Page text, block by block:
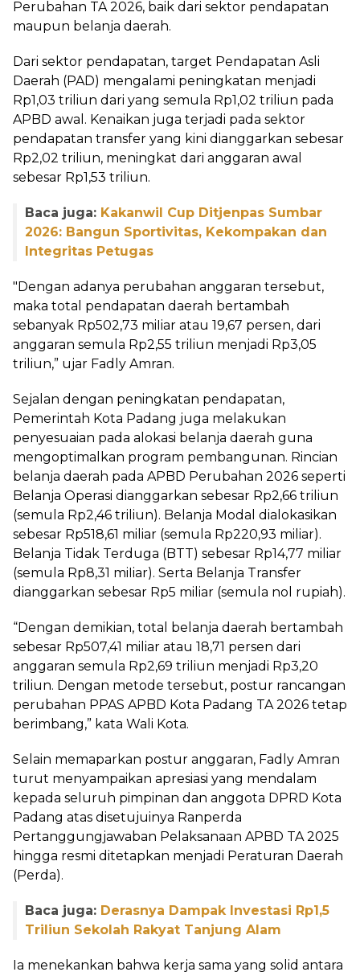
Perubahan TA 2026, baik dari sektor pendapatan
maupun belanja daerah.
Dari sektor pendapatan, target Pendapatan Asli
Daerah (PAD) mengalami peningkatan menjadi
Rp1,03 triliun dari yang semula Rp1,02 triliun pada
APBD awal. Kenaikan juga terjadi pada sektor
pendapatan transfer yang kini dianggarkan sebesar
Rp2,02 triliun, meningkat dari anggaran awal
sebesar Rp1,53 triliun.
Baca juga: Kakanwil Cup Ditjenpas Sumbar
2026: Bangun Sportivitas, Kekompakan dan
Integritas Petugas
"Dengan adanya perubahan anggaran tersebut,
maka total pendapatan daerah bertambah
sebanyak Rp502,73 miIiar atau 19,67 persen, dari
anggaran semula Rp2,55 triliun menjadi Rp3,05
triliun,” ujar Fadly Amran.
Sejalan dengan peningkatan pendapatan,
Pemerintah Kota Padang juga melakukan
penyesuaian pada alokasi belanja daerah guna
mengoptimalkan program pembangunan. Rincian
belanja daerah pada APBD Perubahan 2026 seperti
Belanja Operasi dianggarkan sebesar Rp2,66 triliun
(semula Rp2,46 triliun). Belanja Modal dialokasikan
sebesar Rp518,61 miliar (semula Rp220,93 miliar).
Belanja Tidak Terduga (BTT) sebesar Rp14,77 miliar
(semula Rp8,31 miIiar). Serta Belanja Transfer
dianggarkan sebesar Rp5 miliar (semula nol rupiah).
“Dengan demikian, total belanja daerah bertambah
sebesar Rp507,41 miliar atau 18,71 persen dari
anggaran semula Rp2,69 triliun menjadi Rp3,20
triliun. Dengan metode tersebut, postur rancangan
perubahan PPAS APBD Kota Padang TA 2026 tetap
berimbang,” kata Wali Kota.
Selain memaparkan postur anggaran, Fadly Amran
turut menyampaikan apresiasi yang mendalam
kepada seluruh pimpinan dan anggota DPRD Kota
Padang atas disetujuinya Ranperda
Pertanggungjawaban Pelaksanaan APBD TA 2025
hingga resmi ditetapkan menjadi Peraturan Daerah
(Perda).
Baca juga: Derasnya Dampak Investasi Rp1,5
Triliun Sekolah Rakyat Tanjung Alam
Ia menekankan bahwa kerja sama yang solid antara